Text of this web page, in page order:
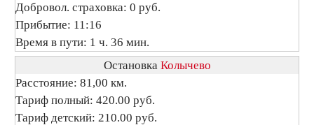
Добровол. страховка: 0 руб.
Прибытие: 11:16
Время в пути: 1 ч. 36 мин.
Остановка Колычево
Расстояние: 81,00 км.
Тариф полный: 420.00 руб.
Тариф детский: 210.00 руб.